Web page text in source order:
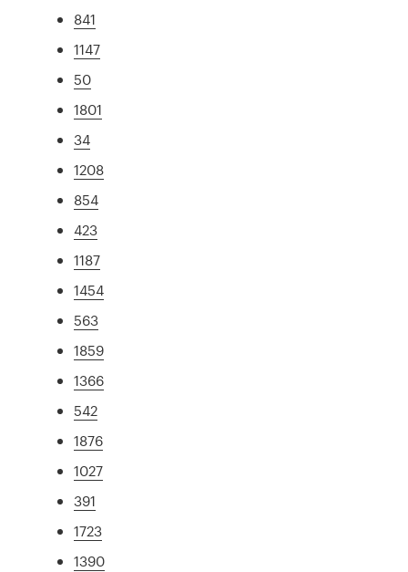
841
1147
50
1801
34
1208
854
423
1187
1454
563
1859
1366
542
1876
1027
391
1723
1390